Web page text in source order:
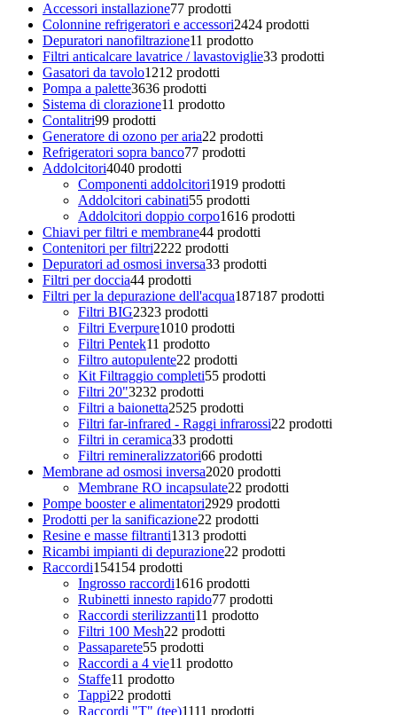
Accessori installazione77 prodotti
Colonnine refrigeratori e accessori2424 prodotti
Depuratori nanofiltrazione11 prodotto
Filtri anticalcare lavatrice / lavastoviglie33 prodotti
Gasatori da tavolo1212 prodotti
Pompa a palette3636 prodotti
Sistema di clorazione11 prodotto
Contalitri99 prodotti
Generatore di ozono per aria22 prodotti
Refrigeratori sopra banco77 prodotti
Addolcitori4040 prodotti
Componenti addolcitori1919 prodotti
Addolcitori cabinati55 prodotti
Addolcitori doppio corpo1616 prodotti
Chiavi per filtri e membrane44 prodotti
Contenitori per filtri2222 prodotti
Depuratori ad osmosi inversa33 prodotti
Filtri per doccia44 prodotti
Filtri per la depurazione dell'acqua187187 prodotti
Filtri BIG2323 prodotti
Filtri Everpure1010 prodotti
Filtri Pentek11 prodotto
Filtro autopulente22 prodotti
Kit Filtraggio completi55 prodotti
Filtri 20"3232 prodotti
Filtri a baionetta2525 prodotti
Filtri far-infrared - Raggi infrarossi22 prodotti
Filtri in ceramica33 prodotti
Filtri remineralizzatori66 prodotti
Membrane ad osmosi inversa2020 prodotti
Membrane RO incapsulate22 prodotti
Pompe booster e alimentatori2929 prodotti
Prodotti per la sanificazione22 prodotti
Resine e masse filtranti1313 prodotti
Ricambi impianti di depurazione22 prodotti
Raccordi154154 prodotti
Ingrosso raccordi1616 prodotti
Rubinetti innesto rapido77 prodotti
Raccordi sterilizzanti11 prodotto
Filtri 100 Mesh22 prodotti
Passaparete55 prodotti
Raccordi a 4 vie11 prodotto
Staffe11 prodotto
Tappi22 prodotti
Raccordi "T" (tee)1111 prodotti